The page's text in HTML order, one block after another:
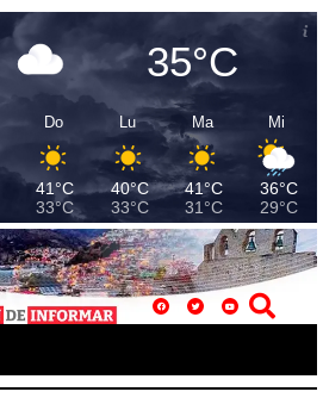
35°C
Do
41°C
33°C
Lu
40°C
33°C
Ma
41°C
31°C
Mi
36°C
29°C